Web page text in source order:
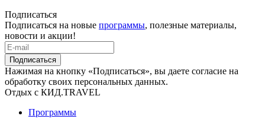
Подписаться
Подписаться на новые программы, полезные материалы,
новости и акции!
Подписаться
Нажимая на кнопку «Подписаться», вы даете согласие на
обработку своих персональных данных.
Отдых с КИД.TRAVEL
Программы